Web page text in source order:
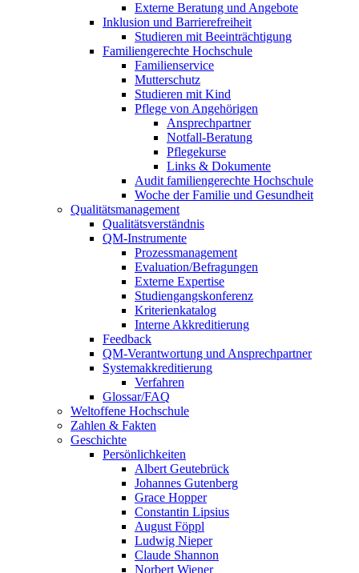
Externe Beratung und Angebote
Inklusion und Barrierefreiheit
Studieren mit Beeinträchtigung
Familiengerechte Hochschule
Familienservice
Mutterschutz
Studieren mit Kind
Pflege von Angehörigen
Ansprechpartner
Notfall-Beratung
Pflegekurse
Links & Dokumente
Audit familiengerechte Hochschule
Woche der Familie und Gesundheit
Qualitätsmanagement
Qualitätsverständnis
QM-Instrumente
Prozessmanagement
Evaluation/Befragungen
Externe Expertise
Studiengangskonferenz
Kriterienkatalog
Interne Akkreditierung
Feedback
QM-Verantwortung und Ansprechpartner
Systemakkreditierung
Verfahren
Glossar/FAQ
Weltoffene Hochschule
Zahlen & Fakten
Geschichte
Persönlichkeiten
Albert Geutebrück
Johannes Gutenberg
Grace Hopper
Constantin Lipsius
August Föppl
Ludwig Nieper
Claude Shannon
Norbert Wiener